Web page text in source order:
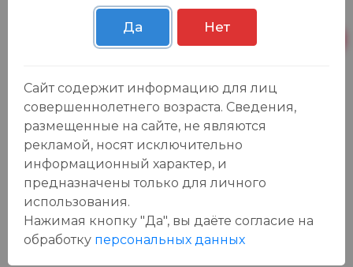
Пн-Вс с 09:00 до
Отзывы:
Оставить отзыв
У данного товара еще нет отзывов, будьте первым, кто
Да Нет
Сайт содержит информацию для лиц
совершеннолетнего возраста. Сведения,
размещенные на сайте, не являются
рекламой, носят исключительно
информационный характер, и
предназначены только для личного
использования.
Нажимая кнопку "Да", вы даёте cогласие на
обработку персональных данных